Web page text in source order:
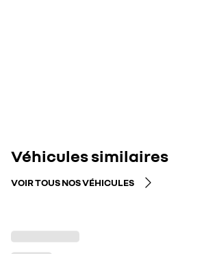
Véhicules similaires
VOIR TOUS NOS VÉHICULES